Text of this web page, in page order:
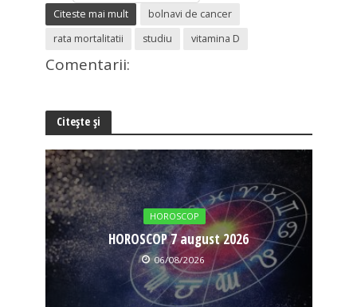
Citeste mai mult
bolnavi de cancer
rata mortalitatii
studiu vitamina D
Comentarii:
Citește și
HOROSCOP
HOROSCOP 7 august 2026
06/08/2026